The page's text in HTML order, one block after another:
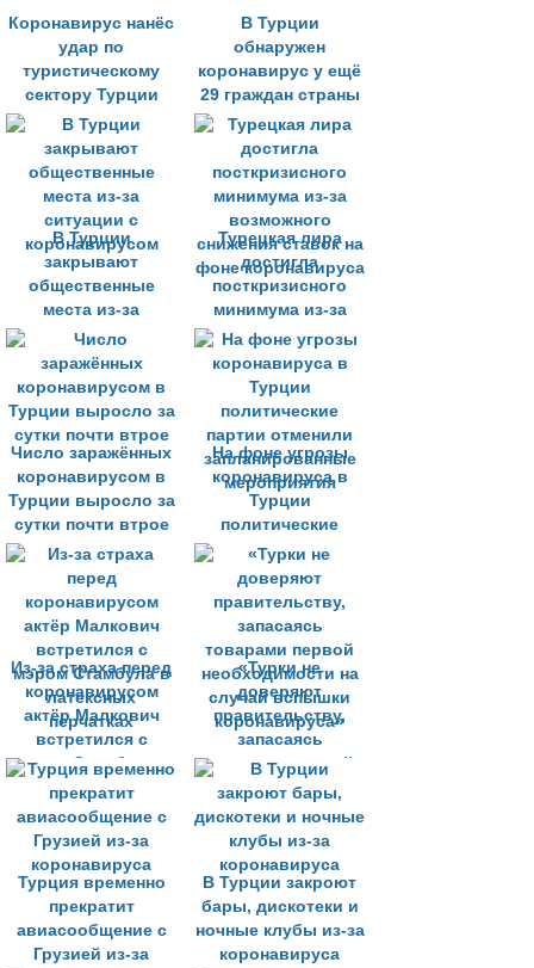
Коронавирус нанёс
удар по
туристическому
сектору Турции
В Турции
обнаружен
коронавирус у ещё
29 граждан страны
В Турции
закрывают
общественные
места из-за
ситуации с
коронавирусом
Турецкая лира
достигла
посткризисного
минимума из-за
возможного
снижения ставок на
фоне коронавируса
Число заражённых
коронавирусом в
Турции выросло за
сутки почти втрое
На фоне угрозы
коронавируса в
Турции
политические
партии отменили
запланированные
мероприятия
Из-за страха перед
коронавирусом
актёр Малкович
встретился с
мэром Стамбула в
латексных
перчатках
«Турки не
доверяют
правительству,
запасаясь
товарами первой
необходимости на
случай вспышки
коронавируса»
Турция временно
прекратит
авиасообщение с
Грузией из-за
В Турции закроют
бары, дискотеки и
ночные клубы из-за
коронавируса